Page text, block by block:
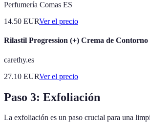
Perfumería Comas ES
14.50 EURVer el precio
Rilastil Progression (+) Crema de Contorno
carethy.es
27.10 EURVer el precio
Paso 3: Exfoliación
La exfoliación es un paso crucial para una